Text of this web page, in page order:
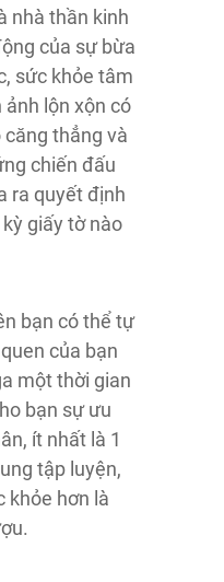
nhà thần kinh
của sự bừa
sức khỏe tâm
lộn xộn có
thẳng và
chiến đấu
ra quyết định
giấy tờ nào
bạn có thể tự
của bạn
một thời gian
bạn sự ưu
ít nhất là 1
tập luyện,
khỏe hơn là